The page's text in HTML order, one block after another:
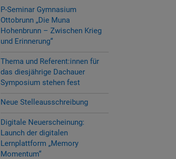
P-Seminar Gymnasium
Ottobrunn „Die Muna
Hohenbrunn – Zwischen Krieg
und Erinnerung“
Thema und Referent:innen für
das diesjährige Dachauer
Symposium stehen fest
Neue Stelleausschreibung
Digitale Neuerscheinung:
Launch der digitalen
Lernplattform „Memory
Momentum“